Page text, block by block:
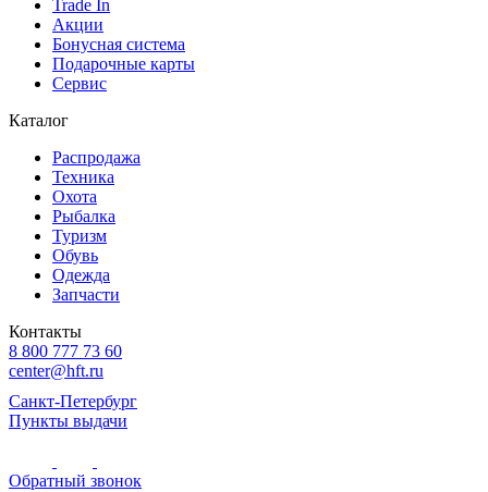
Trade In
Акции
Бонусная система
Подарочные карты
Сервис
Каталог
Распродажа
Техника
Охота
Рыбалка
Туризм
Обувь
Одежда
Запчасти
Контакты
8 800 777 73 60
center@hft.ru
Санкт-Петербург
Пункты выдачи
Обратный звонок